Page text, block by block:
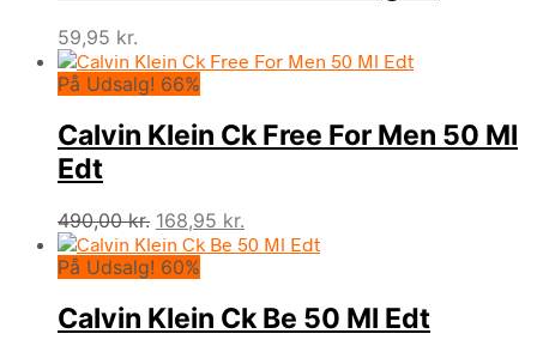
59,95 kr.
På Udsalg! 66%
Calvin Klein Ck Free For Men 50 Ml
Edt
490,00kr. Den
oprindelige
pris
490,00 kr..
168,95 kr.
aktuelle
168,95 kr..
På Udsalg! 60%
Calvin Klein Ck Be 50 Ml Edt